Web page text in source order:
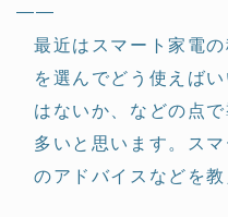
——
最近はスマート家電
を選んでどう使えば
はないか、などの点
多いと思います。ス
のアドバイスなどを